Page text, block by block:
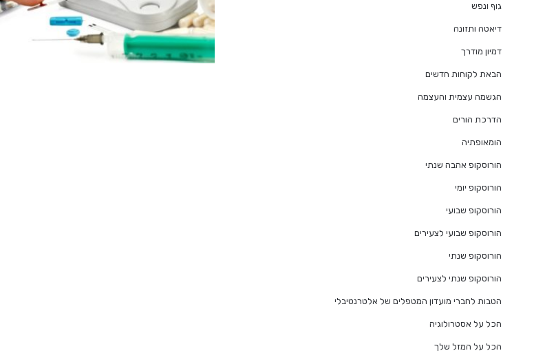
גוף ונפש
דיאטה ותזונה
דמיון מודרך
הבאת לקוחות חדשים
הגשמה עצמית והעצמה
הדרכת הורים
הומאופתיה
הורוסקופ אהבה שנתי
הורוסקופ יומי
הורוסקופ שבועי
הורוסקופ שבועי לצעירים
הורוסקופ שנתי
הורוסקופ שנתי לצעירים
הטבות לחברי מועדון המטפלים של אלטרנטיבלי
הכל על אסטרולוגיה
הכל על המזל שלך